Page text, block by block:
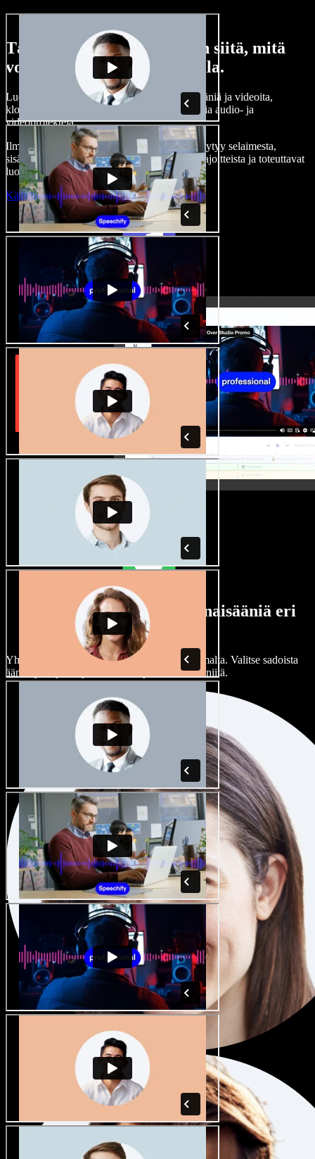
Tässä vain pieni maistiainen siitä, mitä
voit tehdä Speechify Studiolla.
Luo kertojaääniä, lisää rojaltivapaita kuvia, ääniä ja videoita,
kloonaa äänesi — ja tee täydellisiä, vaikuttavia audio- ja
videoprojekteja.
Ilman jyrkkää oppimiskäyrää ja kun kaikki löytyy selaimesta,
sisällöntuottajat pääsevät eroon perinteisistä rajoitteista ja toteuttavat
luovat ideansa.
Käynnistä Studio
Laaja valikoima mies- ja naisääniä eri
aksenteilla
Yhdenkään projektin ei tarvitse kuulostaa samalta. Valitse sadoista
ääninäyttelijöistä ja aksenteista ja hienosäädä niitä.